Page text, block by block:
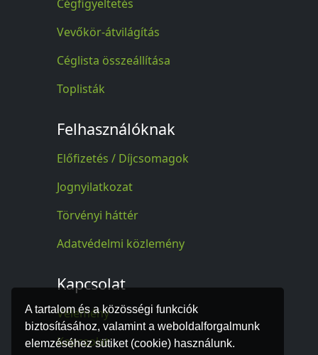
A tartalom és a közösségi funkciók
biztosításához, valamint a weboldalforgalmunk
elemzéséhez sütiket (cookie) használunk.
Cégfigyeltetés
Vevőkör-átvilágítás
Céglista összeállítása
Toplisták
Felhasználóknak
Előfizetés / Díjcsomagok
Jognyilatkozat
Törvényi háttér
Adatvédelmi közlemény
Kapcsolat
Vélemény
Kapcsolat